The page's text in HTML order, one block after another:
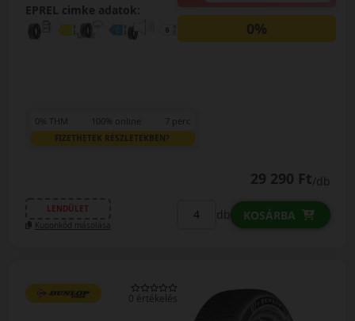
EPREL cimke adatok:
0%
0% THM 100% online 7 perc
FIZETHETEK RÉSZLETEKBEN?
29 290 Ft/db
LENDÜLET
Kuponkód másolása
db KOSÁRBA
0 értékelés